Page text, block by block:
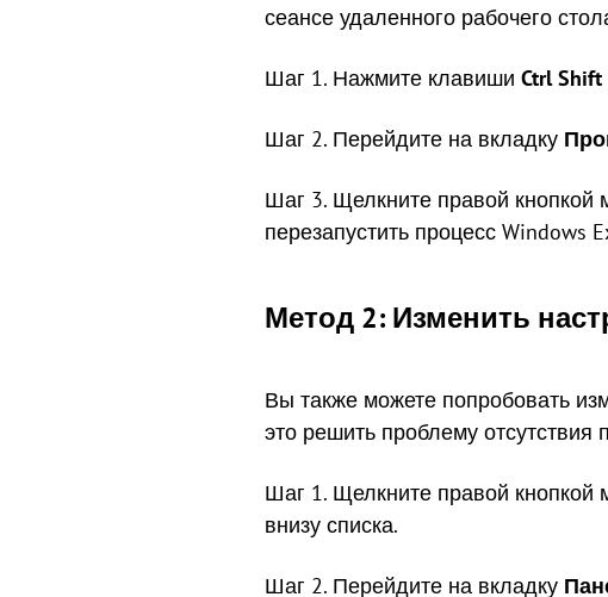
сеансе удаленного рабочего
Шаг 1. Нажмите клавиши Ctrl Shift
Шаг 2. Перейдите на вкладку
Шаг 3. Щелкните правой
перезапустить процесс Windows
Метод 2: Изменить
Вы также можете попробовать
это решить проблему отсутствия
Шаг 1. Щелкните правой
внизу списка.
Шаг 2. Перейдите на вкладку